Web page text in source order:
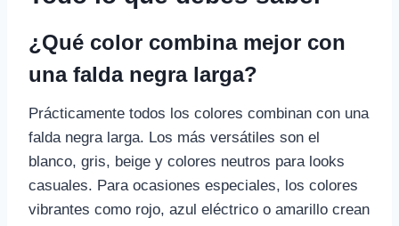
¿Qué color combina mejor con
una falda negra larga?
Prácticamente todos los colores combinan con una
falda negra larga. Los más versátiles son el
blanco, gris, beige y colores neutros para looks
casuales. Para ocasiones especiales, los colores
vibrantes como rojo, azul eléctrico o amarillo crean